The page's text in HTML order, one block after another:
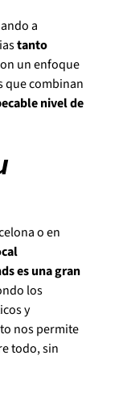
a
tanto
un enfoque
que combinan
nivel de
o en
es una gran
los
y
nos permite
todo, sin